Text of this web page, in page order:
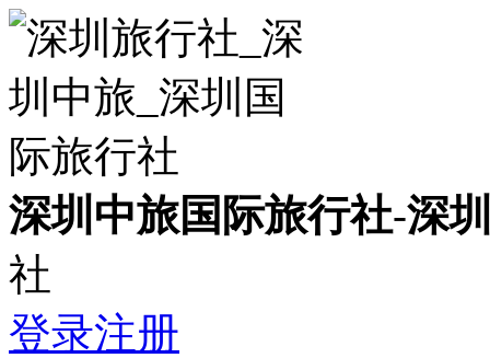
深圳中旅国际旅行社-深
社
登录注册